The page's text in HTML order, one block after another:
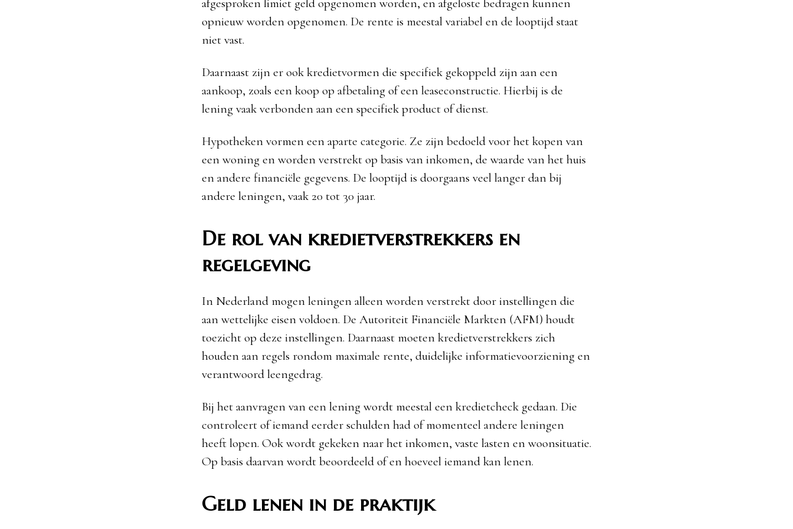
afgesproken limiet geld opgenomen worden, en afgeloste bedragen kunnen
opnieuw worden opgenomen. De rente is meestal variabel en de looptijd staat
niet vast.
Daarnaast zijn er ook kredietvormen die specifiek gekoppeld zijn aan een
aankoop, zoals een koop op afbetaling of een leaseconstructie. Hierbij is de
lening vaak verbonden aan een specifiek product of dienst.
Hypotheken vormen een aparte categorie. Ze zijn bedoeld voor het kopen van
een woning en worden verstrekt op basis van inkomen, de waarde van het huis
en andere financiële gegevens. De looptijd is doorgaans veel langer dan bij
andere leningen, vaak 20 tot 30 jaar.
De rol van kredietverstrekkers en
regelgeving
In Nederland mogen leningen alleen worden verstrekt door instellingen die
aan wettelijke eisen voldoen. De Autoriteit Financiële Markten (AFM) houdt
toezicht op deze instellingen. Daarnaast moeten kredietverstrekkers zich
houden aan regels rondom maximale rente, duidelijke informatievoorziening en
verantwoord leengedrag.
Bij het aanvragen van een lening wordt meestal een kredietcheck gedaan. Die
controleert of iemand eerder schulden had of momenteel andere leningen
heeft lopen. Ook wordt gekeken naar het inkomen, vaste lasten en woonsituatie.
Op basis daarvan wordt beoordeeld of en hoeveel iemand kan lenen.
Geld lenen in de praktijk